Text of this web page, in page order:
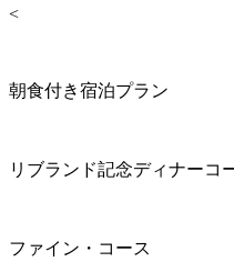
<
朝食付き宿泊プラン
リブランド記念ディナーコ
ファイン・コース